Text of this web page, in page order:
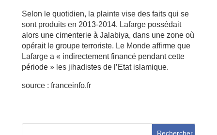
Selon le quotidien, la plainte vise des faits qui se
sont produits en 2013-2014. Lafarge possédait
alors une cimenterie à Jalabiya, dans une zone où
opérait le groupe terroriste. Le Monde affirme que
Lafarge a « indirectement financé pendant cette
période » les jihadistes de l’Etat islamique.
source : franceinfo.fr